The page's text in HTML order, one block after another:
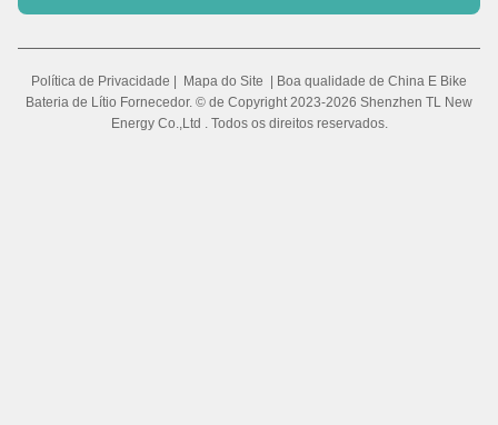
Política de Privacidade Mapa do Site | Boa qualidade de China E Bike
Bateria de Lítio Fornecedor. © de Copyright 2023-2026 Shenzhen TL New
Energy Co.,Ltd . Todos os direitos reservados.